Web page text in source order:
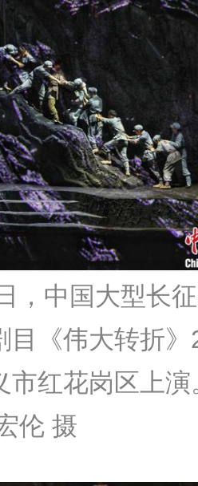
，中国大型长
目《伟大转折》
市红花岗区上演
伦 摄